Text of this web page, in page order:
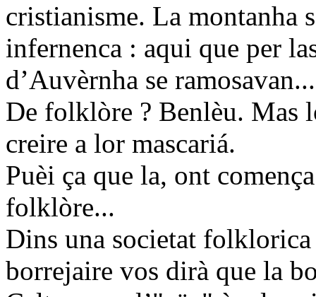
cristianisme. La montanha
infernenca : aqui que per
d’Auvèrnha se ramosavan...
De folklòre ? Benlèu. Mas
creire a lor mascariá.
Puèi ça que la, ont
folklòre...
Dins una societat
borrejaire vos dirà que la